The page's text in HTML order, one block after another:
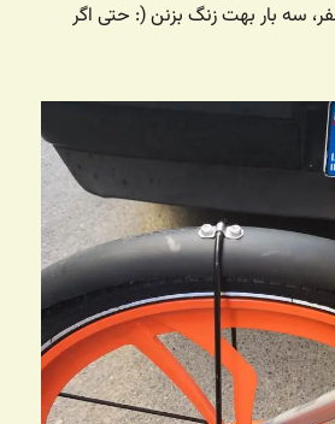
سه بار بهت زنگ بزنن (: حتی اگر